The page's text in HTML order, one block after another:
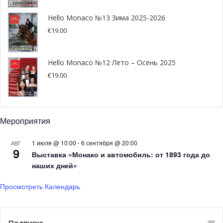
начало финала 6 сезона. С аварией Фелипе и выходом
Эдоардо на последних кругах, эта первая гонка была
весьма неудачной и сложной для команды. Менеджер
сказала, что они переориентируются, исправят ошибки
и извлекут некоторые уроки из этого этапа.
По словам Эдоардо Мортары, начало дня было
неидеальным. У него были проблемы с торможением во
хороший старт. Его команда была очень терпелива во
в несколько аварий.
Hello Monaco №13 Зима 2025-2026
€19.00
Hello Monaco №12 Лето – Осень 2025
€19.00
Мероприятия
АВГ
9
1 июля @ 10:00 -6 сентября @ 20:00
Выставка «Монако и автомобиль: от 1893 года до
наших дней»
Просмотреть Календарь